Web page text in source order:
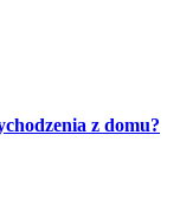
z domu?